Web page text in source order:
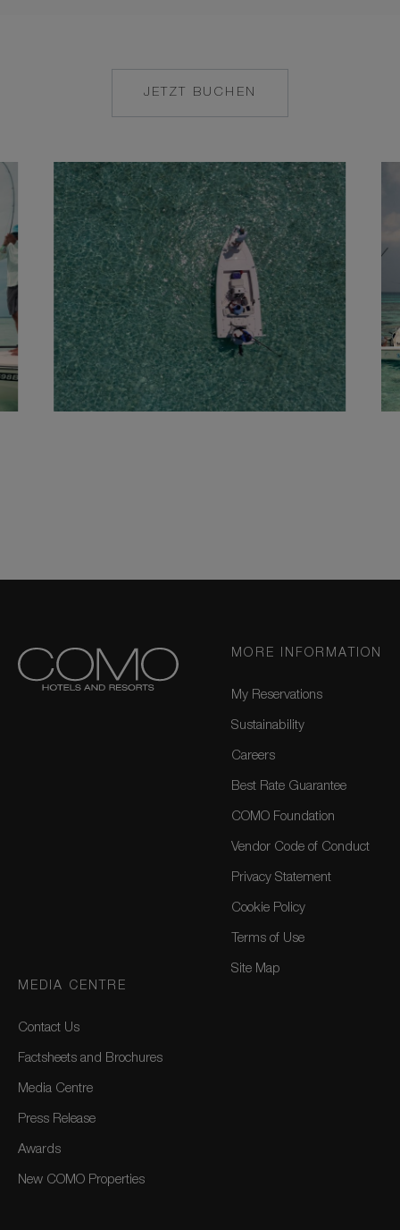
JETZT BUCHEN
MORE INFORMATION
My Reservations
Sustainability
Careers
Best Rate Guarantee
COMO Foundation
Vendor Code of Conduct
Privacy Statement
Cookie Policy
Terms of Use
Site Map
MEDIA CENTRE
Contact Us
Factsheets and Brochures
Media Centre
Press Release
Awards
New COMO Properties